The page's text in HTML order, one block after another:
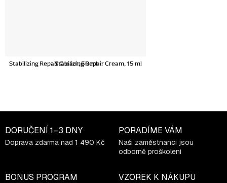
Stabilizing Repair Cream, 50 mlStabilizing Repair Cream, 15 ml
DORUČENÍ 1–3 DNY
Doprava zdarma nad 1 490 Kč
PORADÍME VÁM
Naši zaměstnanci jsou
odborně proškoleni
BONUS PROGRAM VZOREK K NÁKUPU